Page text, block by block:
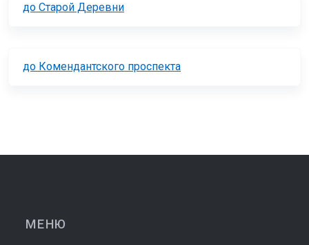
до Старой Деревни
до Комендантского проспекта
МЕНЮ